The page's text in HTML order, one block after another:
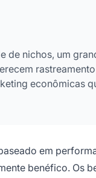
de nichos, um
econômicas
em
benéfico. Os